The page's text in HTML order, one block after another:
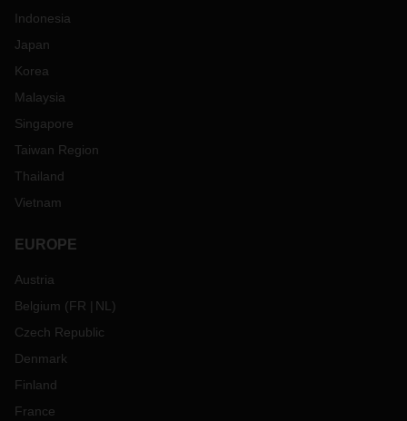
Indonesia
Japan
Korea
Malaysia
Singapore
Taiwan Region
Thailand
Vietnam
EUROPE
Austria
Belgium (FR NL )
Czech Republic
Denmark
Finland
France